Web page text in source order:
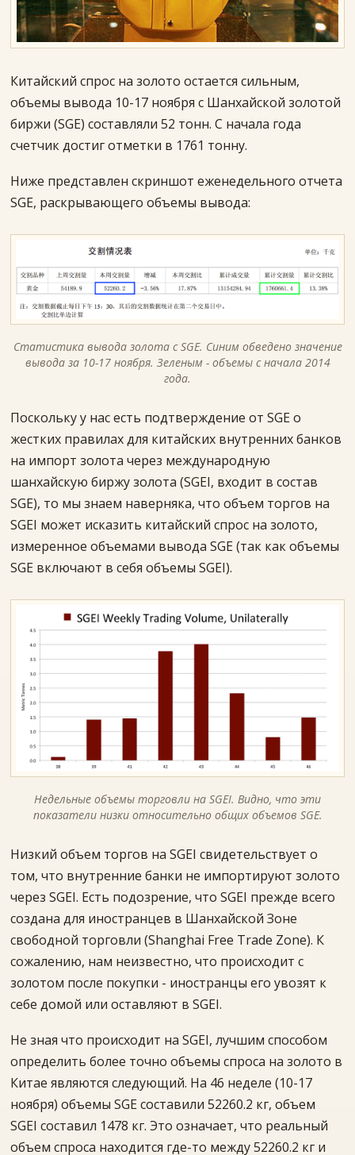
Китайский спрос на золото остается сильным,
объемы вывода 10-17 ноября с Шанхайской золотой
биржи (SGE) составляли 52 тонн. С начала года
счетчик достиг отметки в 1761 тонну.
Ниже представлен скриншот еженедельного отчета
SGE, раскрывающего объемы вывода:
Статистика вывода золота с SGE. Синим обведено значение
вывода за 10-17 ноября. Зеленым - объемы с начала 2014
года.
Поскольку у нас есть подтверждение от SGE о
жестких правилах для китайских внутренних банков
на импорт золота через международную
шанхайскую биржу золота (SGEI, входит в состав
SGE), то мы знаем наверняка, что объем торгов на
SGEI может исказить китайский спрос на золото,
измеренное объемами вывода SGE (так как объемы
SGE включают в себя объемы SGEI).
Недельные объемы торговли на SGEI. Видно, что эти
показатели низки относительно общих объемов SGE.
Низкий объем торгов на SGEI свидетельствует о
том, что внутренние банки не импортируют золото
через SGEI. Есть подозрение, что SGEI прежде всего
создана для иностранцев в Шанхайской Зоне
свободной торговли (Shanghai Free Trade Zone). К
сожалению, нам неизвестно, что происходит с
золотом после покупки - иностранцы его увозят к
себе домой или оставляют в SGEI.
Не зная что происходит на SGEI, лучшим способом
определить более точно объемы спроса на золото в
Китае являются следующий. На 46 неделе (10-17
ноября) объемы SGE составили 52260.2 кг, объем
SGEI составил 1478 кг. Это означает, что реальный
объем спроса находится где-то между 52260.2 кг и